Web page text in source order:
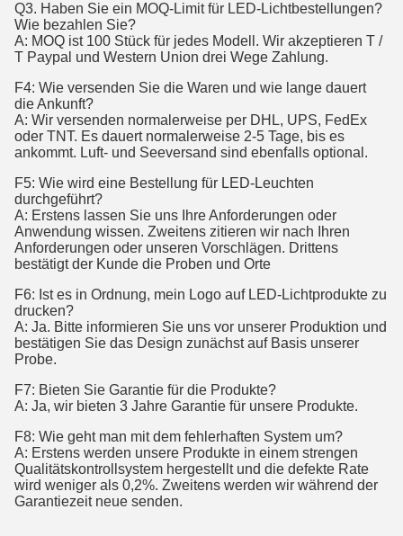
Q3. Haben Sie ein MOQ-Limit für LED-Lichtbestellungen?
Wie bezahlen Sie?
A: MOQ ist 100 Stück für jedes Modell. Wir akzeptieren T /
T Paypal und Western Union drei Wege Zahlung.
F4: Wie versenden Sie die Waren und wie lange dauert
die Ankunft?
A: Wir versenden normalerweise per DHL, UPS, FedEx
oder TNT. Es dauert normalerweise 2-5 Tage, bis es
ankommt. Luft- und Seeversand sind ebenfalls optional.
F5: Wie wird eine Bestellung für LED-Leuchten
durchgeführt?
A: Erstens lassen Sie uns Ihre Anforderungen oder
Anwendung wissen. Zweitens zitieren wir nach Ihren
Anforderungen oder unseren Vorschlägen. Drittens
bestätigt der Kunde die Proben und Orte
F6: Ist es in Ordnung, mein Logo auf LED-Lichtprodukte zu
drucken?
A: Ja. Bitte informieren Sie uns vor unserer Produktion und
bestätigen Sie das Design zunächst auf Basis unserer
Probe.
F7: Bieten Sie Garantie für die Produkte?
A: Ja, wir bieten 3 Jahre Garantie für unsere Produkte.
F8: Wie geht man mit dem fehlerhaften System um?
A: Erstens werden unsere Produkte in einem strengen
Qualitätskontrollsystem hergestellt und die defekte Rate
wird weniger als 0,2%. Zweitens werden wir während der
Garantiezeit neue senden.